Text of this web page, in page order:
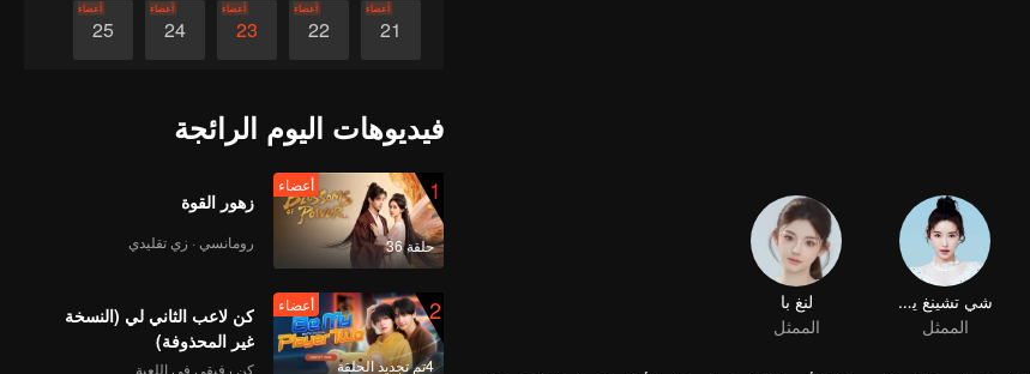
21
أعضاء
22
أعضاء
23
أعضاء
24
أعضاء
25
أعضاء
شي تشينغ يان
الممثل
لنغ با
الممثل
فيديوهات اليوم الرائجة
1
حلقة 36
أعضاء
زهور القوة
رومانسي · زي تقليدي
2
4تم تجديد الحلقة
أعضاء
كن لاعب الثاني لي (النسخة
غير المحذوفة)
كن رفيقي في اللعبة